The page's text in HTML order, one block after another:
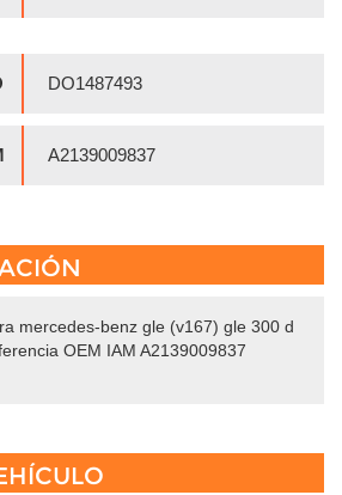
DO1487493
A2139009837
mercedes-benz gle (v167) gle 300 d
OEM IAM A2139009837